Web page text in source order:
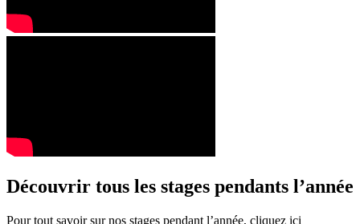
Découvrir tous les stages pendants l’année
Pour tout savoir sur nos stages pendant l’année, cliquez ici